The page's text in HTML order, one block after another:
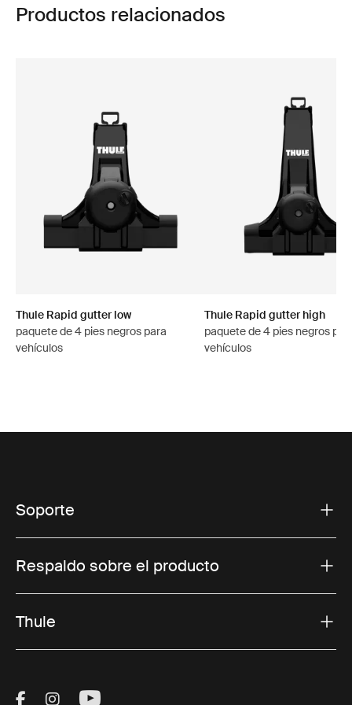
Productos relacionados
Thule Rapid gutter low
paquete de 4 pies negros para
vehículos
Thule Rapid gutter high
paquete de 4 pies negros
vehículos
Soporte
Respaldo sobre el producto
Thule
Visit Thule on Facebook (external link)
Visit Thule on Instagram (external link)
Visit Thule on Youtube (external